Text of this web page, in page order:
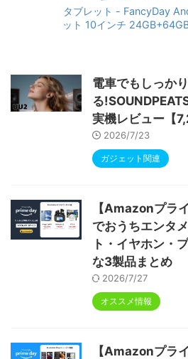
タブレット - FancyDay
ット 10インチ
RGBライト 児童守護 IPS画
電車でもしっか
る
実機レビュー【
2026/7/23
ガジェット関連
【Amazonプラ
でおうちエンタ
ト・イヤホン・
な3製品まとめ
2026/7/27
オススメ情報
【Amazonプラ